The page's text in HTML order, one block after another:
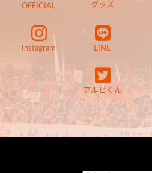
OFFICIAL グッズ
Instagram LINE
アルビくん